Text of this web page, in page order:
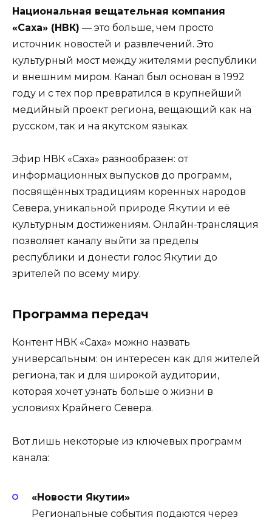
Национальная вещательная компания
«Саха» (НВК) — это больше, чем просто
источник новостей и развлечений. Это
культурный мост между жителями республики
и внешним миром. Канал был основан в 1992
году и с тех пор превратился в крупнейший
медийный проект региона, вещающий как на
русском, так и на якутском языках.
Эфир НВК «Саха» разнообразен: от
информационных выпусков до программ,
посвящённых традициям коренных народов
Севера, уникальной природе Якутии и её
культурным достижениям. Онлайн-трансляция
позволяет каналу выйти за пределы
республики и донести голос Якутии до
зрителей по всему миру.
Программа передач
Контент НВК «Саха» можно назвать
универсальным: он интересен как для жителей
региона, так и для широкой аудитории,
которая хочет узнать больше о жизни в
условиях Крайнего Севера.
Вот лишь некоторые из ключевых программ
канала:
«Новости Якутии»
Региональные события подаются через